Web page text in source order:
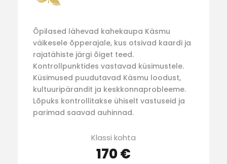
Õpilased lähevad kahekaupa Käsmu
väikesele õpperajale, kus otsivad kaardi ja
rajatähiste järgi õiget teed.
Kontrollpunktides vastavad küsimustele.
Küsimused puudutavad Käsmu loodust,
kultuuripärandit ja keskkonnaprobleeme.
Lõpuks kontrollitakse ühiselt vastuseid ja
parimad saavad auhinnad.
Klassi kohta
170 €